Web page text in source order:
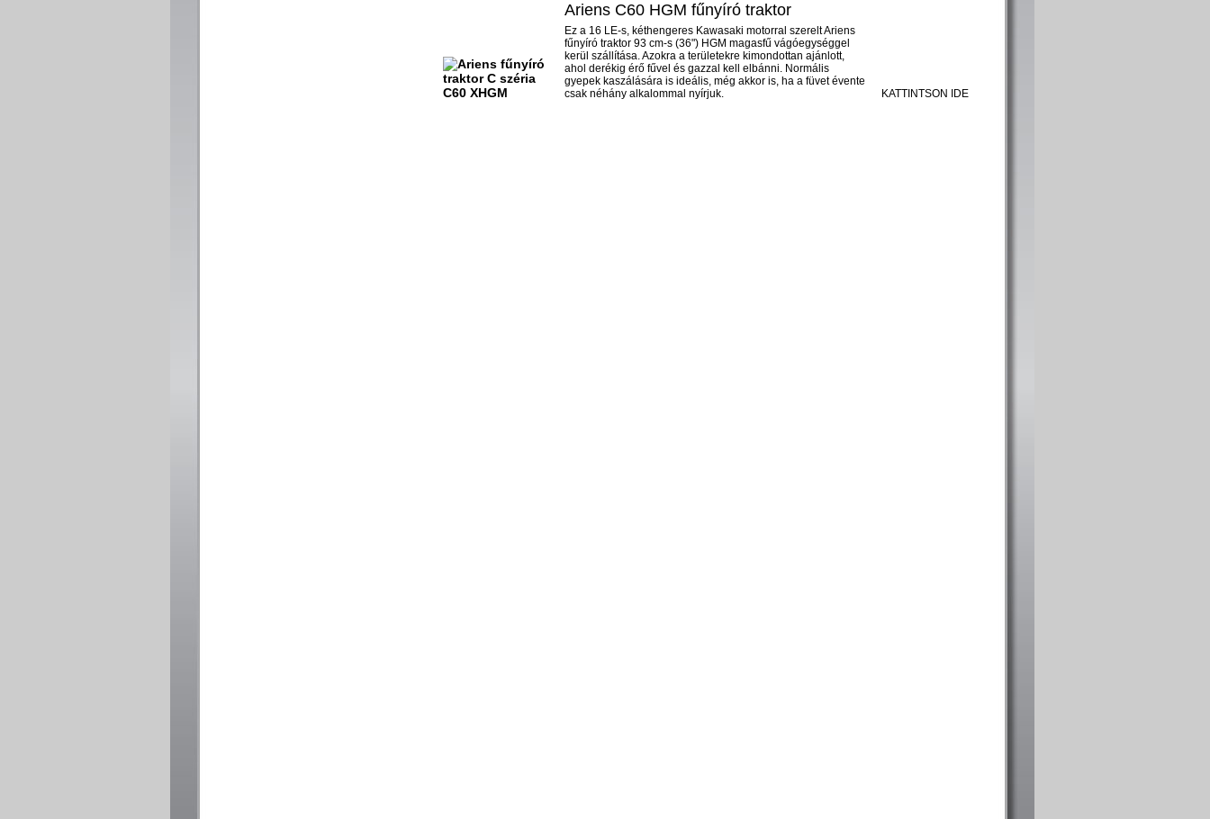
Ariens C60 HGM fűnyíró traktor
Ez a 16 LE-s, kéthengeres Kawasaki motorral szerelt Ariens
fűnyíró traktor 93 cm-s (36") HGM magasfű vágóegységgel
kerül szállítása. Azokra a területekre kimondottan ajánlott,
ahol derékig érő fűvel és gazzal kell elbánni. Normális
gyepek kaszálására is ideális, még akkor is, ha a füvet évente
csak néhány alkalommal nyírjuk.
KATTINTSON IDE